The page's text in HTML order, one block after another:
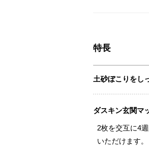
特長
土砂ぼこりをし
ダスキン玄関マ
2枚を交互に4
いただけます。